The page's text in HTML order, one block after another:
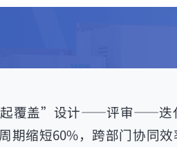
起覆盖”设计——评审——迭
期缩短60%，跨部门协同效